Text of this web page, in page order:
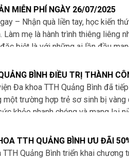
MIỄN PHÍ NGÀY 26/07/2025
– Nhận quà liền tay, học kiến
Làm mẹ là hành trình thiêng liêng
biệt là với những ai lần đầu
BÌNH ĐIỀU TRỊ THÀNH
BỊ VÀNG DA NẶNG
Đa khoa TTH Quảng Bình đã
một trường hợp trẻ sơ sinh bị vàng
khỏe nhanh chóng và mang lại
TTH QUẢNG BÌNH ƯU ĐÃI
DỤNG BHYT CHO KHÁCH
TTH Quảng Bình triển khai chương